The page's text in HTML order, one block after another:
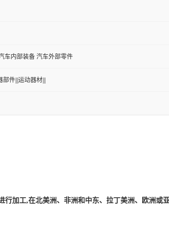
车内部装备 汽车外部零件
件|||运动器材|||
加工,在北美洲、非洲和中东、拉丁美洲、欧洲或亚